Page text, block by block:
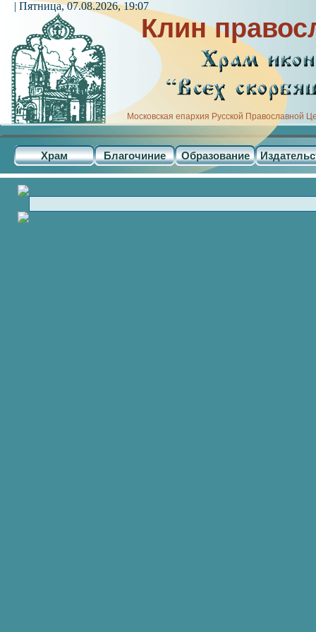
Клин
Московская епархия Русской Православной
Храм Благочиние Образование
| Пятница, 07.08.2026, 19:07